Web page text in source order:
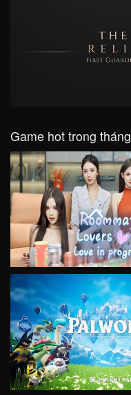
VIEW
Game hot trong tháng
VIEW
VIEW